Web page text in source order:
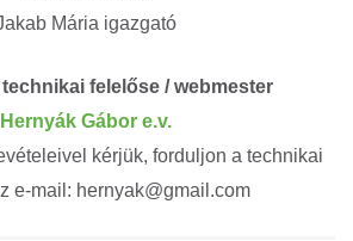
Mária igazgató
felelőse / webmester
Hernyák Gábor e.v.
kérjük, forduljon a technikai
e-mail: hernyak@gmail.com